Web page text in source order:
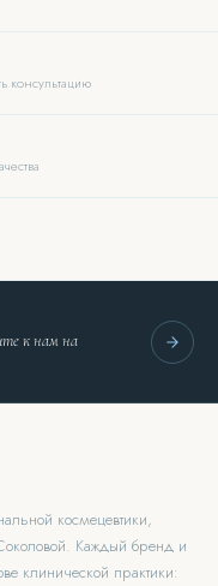
консультацию
к нам на
космецевтики,
Каждый бренд и
клинической практики: